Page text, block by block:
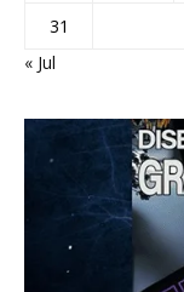
31
« Jul